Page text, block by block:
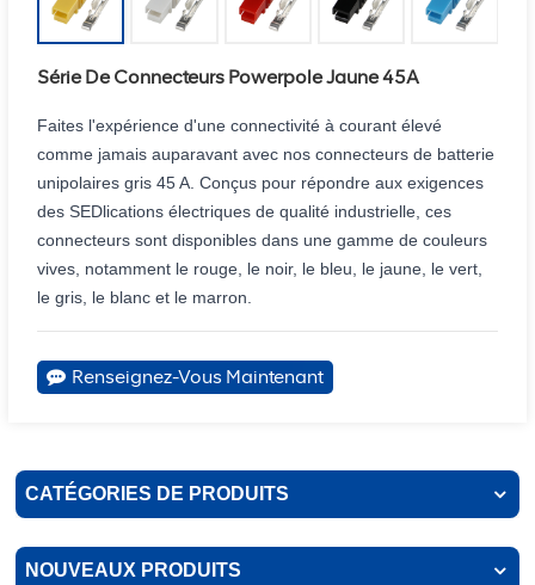
Série De Connecteurs Powerpole Jaune 45A
Faites l'expérience d'une connectivité à courant élevé
comme jamais auparavant avec nos connecteurs de batterie
unipolaires gris 45 A. Conçus pour répondre aux exigences
des SEDlications électriques de qualité industrielle, ces
connecteurs sont disponibles dans une gamme de couleurs
vives, notamment le rouge, le noir, le bleu, le jaune, le vert,
le gris, le blanc et le marron.
Renseignez-Vous Maintenant
CATÉGORIES DE PRODUITS
NOUVEAUX PRODUITS